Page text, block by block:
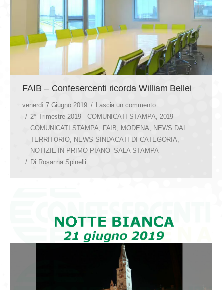
FAIB – Confesercenti ricorda William Bellei
venerdì 7 Giugno 2019
Lascia un commento
2° Trimestre 2019 - COMUNICATI STAMPA
2019
COMUNICATI STAMPA
FAIB MODENA
NEWS DAL
TERRITORIO
NEWS SINDACATI DI CATEGORIA
NOTIZIE IN PRIMO PIANO SALA STAMPA
Di Rosanna Spinelli